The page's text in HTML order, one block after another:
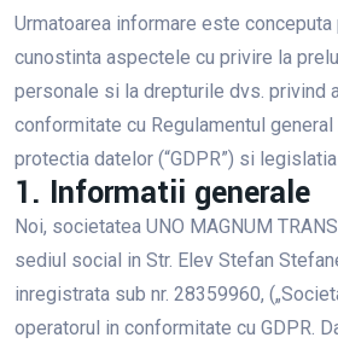
Urmatoarea informare este conceputa
cunostinta aspectele cu privire la
personale si la drepturile dvs. privind
conformitate cu Regulamentul
protectia datelor (“GDPR”) si
1. Informatii generale
Noi, societatea UNO MAGNUM
sediul social in Str. Elev Stefan
inregistrata sub nr. 28359960,
operatorul in conformitate cu GDPR.